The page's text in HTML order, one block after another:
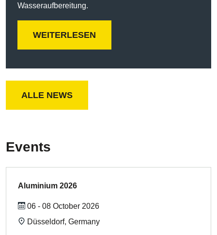
Wasseraufbereitung.
WEITERLESEN
ALLE NEWS
Events
Aluminium 2026
06 - 08 October 2026
Düsseldorf, Germany